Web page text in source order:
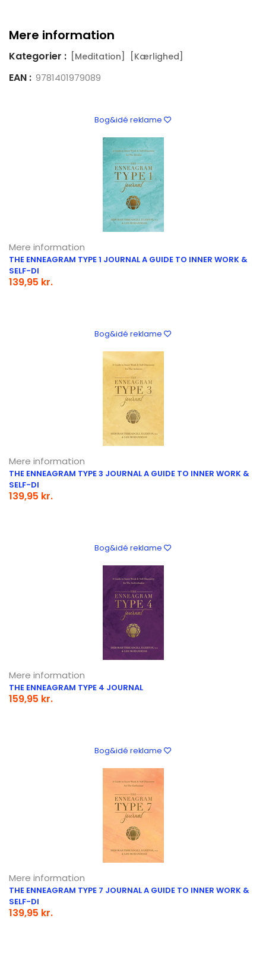
Mere information
Kategorier : [Meditation] [Kærlighed]
EAN : 9781401979089
Bog&idé reklame
Mere information
THE ENNEAGRAM TYPE 1 JOURNAL A GUIDE TO INNER WORK &
SELF-DI
139,95 kr.
Bog&idé reklame
Mere information
THE ENNEAGRAM TYPE 3 JOURNAL A GUIDE TO INNER WORK &
SELF-DI
139,95 kr.
Bog&idé reklame
Mere information
THE ENNEAGRAM TYPE 4 JOURNAL
159,95 kr.
Bog&idé reklame
Mere information
THE ENNEAGRAM TYPE 7 JOURNAL A GUIDE TO INNER WORK &
SELF-DI
139,95 kr.